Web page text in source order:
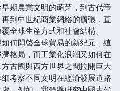
期農業文明的萌芽，到古代帝
到中世紀商業網絡的擴張，直
全球生産方式和社會結構。
何開啓全球貿易的新紀元，殖
格局，而工業化浪潮又如何在
古國與西方世界之間拉開巨大
考察不同文明在經濟發展道路